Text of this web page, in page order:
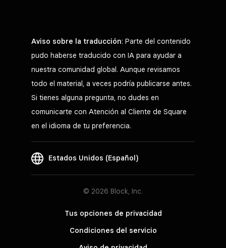
Aviso sobre la traducción: Parte del contenido
pudo haberse traducido con IA para ayudar a
nuestra comunidad global. Aunque revisamos
todo el material, a veces podría publicarse antes.
Si tienes alguna pregunta, no dudes en
comunicarte con Atención al Cliente de Square
en el idioma de tu preferencia.
Estados Unidos (Español)
© 2026 Block, Inc.
Tus opciones de privacidad
Condiciones del servicio